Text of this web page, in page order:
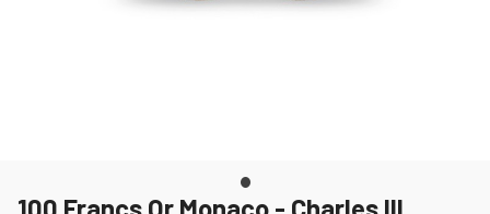
100 Francs Or Monaco - Charles III